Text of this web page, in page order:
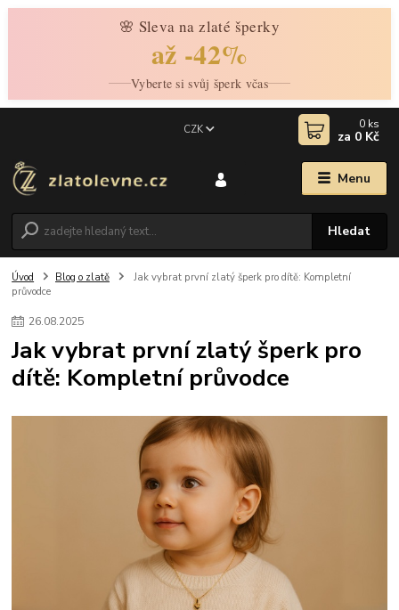
🌸 Sleva na zlaté šperky
až -42%
Vyberte si svůj šperk včas
Menu
CZK
Hledat
0 ks
za 0 Kč
Úvod Blog o zlatě
Jak vybrat první zlatý šperk pro dítě: Kompletní
průvodce
26.08.2025
Jak vybrat první zlatý šperk pro
dítě: Kompletní průvodce